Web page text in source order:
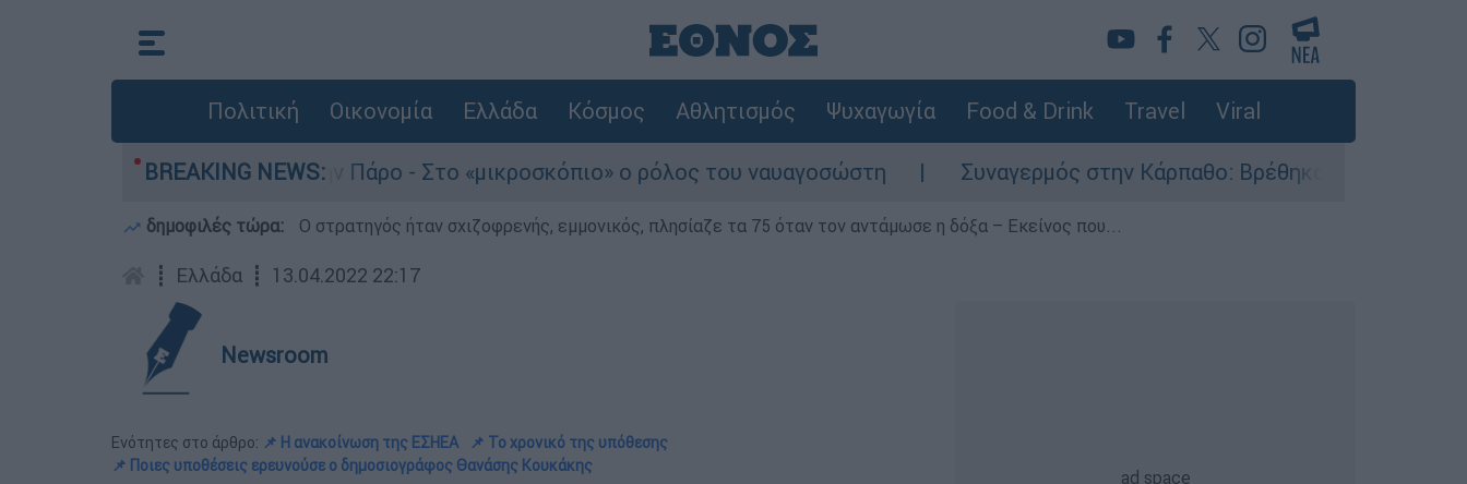
Πολιτική Οικονομία Ελλάδα Κόσμος Αθλητισμός Ψυχαγωγία Food & Drink Travel Viral
BREAKING NEWS:
του 4χρονου στην Πάρο - Στο «μικροσκόπιο» ο ρόλος του ναυαγοσώστη Συναγερμός στην Κάρπαθο: Βρέθηκαν παλιά πυρομαχικά στο
δημοφιλές τώρα: O στρατηγός ήταν σχιζοφρενής, εμμονικός, πλησίαζε τα 75 όταν τον αντάμωσε η δόξα – Εκείνος που...
┋ Ελλάδα ┋ 13.04.2022 22:17
Newsroom
Ενότητες στο άρθρο: 📌 Η ανακοίνωση της ΕΣΗΕΑ
📌 Το χρονικό της υπόθεσης
📌 Ποιες υποθέσεις ερευνούσε ο δημοσιογράφος Θανάσης Κουκάκης